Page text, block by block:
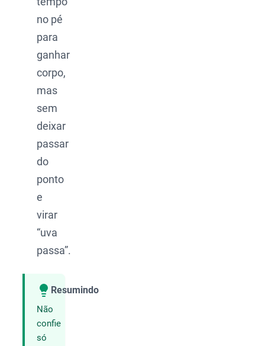
no pé
para
ganhar
corpo,
mas
sem
deixar
passar
do
ponto
e
virar
“uva
passa”.
Resumindo
Não
confie
só